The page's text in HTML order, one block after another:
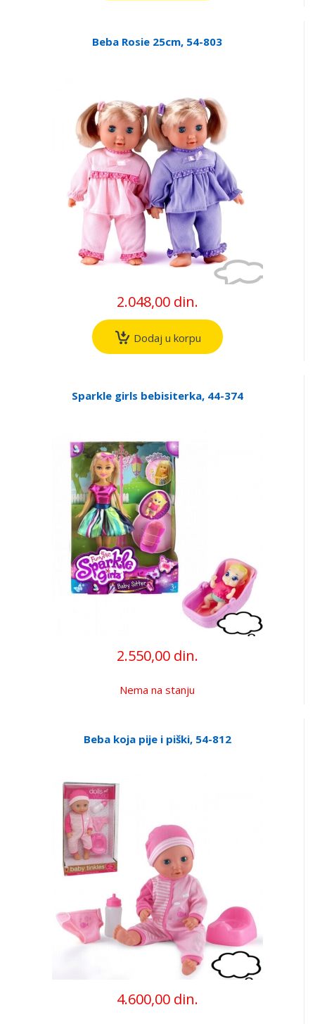
Beba Rosie 25cm, 54-803
2.048,00 din.
Dodaj u korpu
Sparkle girls bebisiterka, 44-374
2.550,00 din.
Nema na stanju
Beba koja pije i piški, 54-812
4.600,00 din.